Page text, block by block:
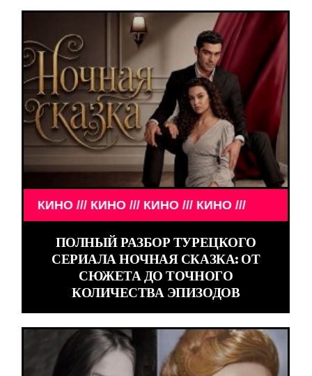
КИНО /// КИНО /// КИНО /// КИНО ///
ПОЛНЫЙ РАЗБОР ТУРЕЦКОГО
СЕРИАЛА НОЧНАЯ СКАЗКА: ОТ
СЮЖЕТА ДО ТОЧНОГО
КОЛИЧЕСТВА ЭПИЗОДОВ